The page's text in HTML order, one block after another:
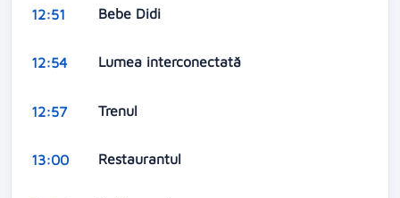
12:51 Bebe Didi
12:54 Lumea interconectată
12:57 Trenul
13:00 Restaurantul